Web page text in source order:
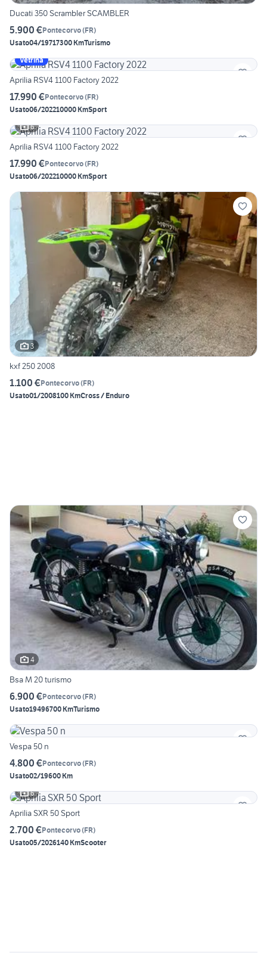
Ducati 350 Scrambler SCAMBLER
5.900 €Pontecorvo(FR)
Usato04/19717300 KmTurismo
Vetrina
Aprilia RSV4 1100 Factory 2022
17.990 €Pontecorvo(FR)
Usato06/202210000 KmSport
6
Aprilia RSV4 1100 Factory 2022
17.990 €Pontecorvo(FR)
Usato06/202210000 KmSport
3
kxf 250 2008
1.100 €Pontecorvo(FR)
Usato01/2008100 KmCross / Enduro
4
Bsa M 20 turismo
6.900 €Pontecorvo(FR)
Usato19496700 KmTurismo
Vespa 50 n
4.800 €Pontecorvo(FR)
Usato02/19600 Km
6
Aprilia SXR 50 Sport
2.700 €Pontecorvo(FR)
Usato05/2026140 KmScooter